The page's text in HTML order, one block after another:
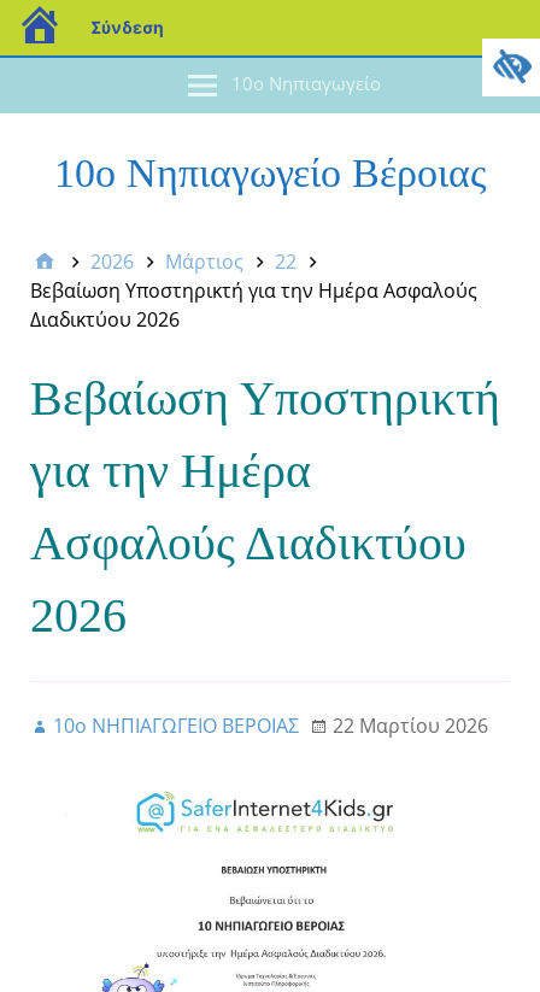
10ο Νηπιαγωγείο
10ο Νηπιαγωγείο Βέροιας
2026 Μάρτιος
22
Βεβαίωση Υποστηρικτή για την Ημέρα Ασφαλούς
Διαδικτύου 2026
Βεβαίωση Υποστηρικτή
για την Ημέρα
Ασφαλούς Διαδικτύου
2026
10ο ΝΗΠΙΑΓΩΓΕΙΟ ΒΕΡΟΙΑΣ 22 Μαρτίου 2026
Σύνδεση